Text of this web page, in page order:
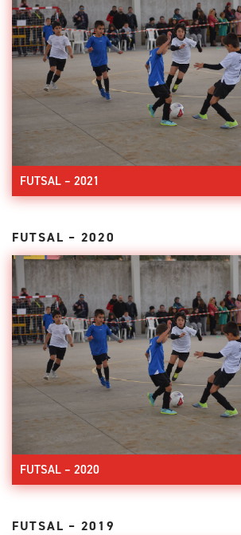
FUTSAL – 2021
FUTSAL – 2020
FUTSAL – 2020
FUTSAL – 2019